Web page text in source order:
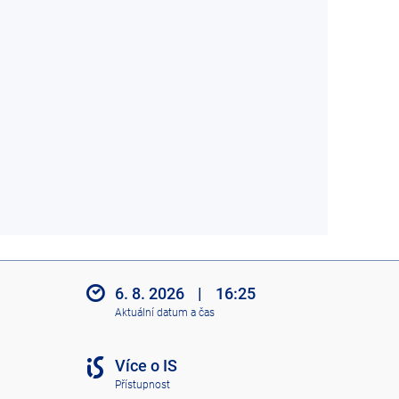
6. 8. 2026 | 16:25
Aktuální datum a čas
Více o IS
Přístupnost